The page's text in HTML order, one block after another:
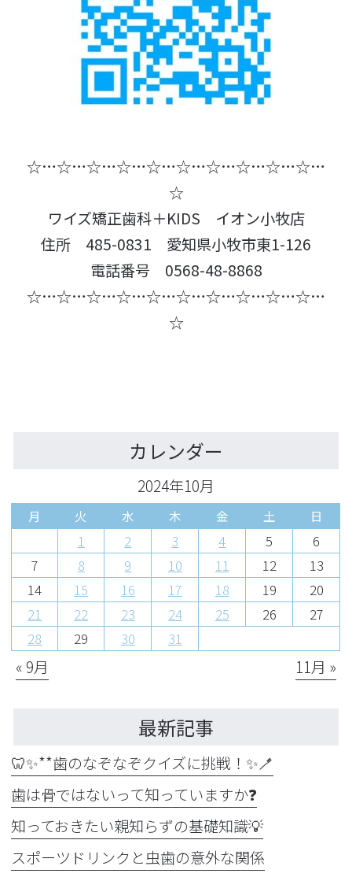
☆…☆…☆…☆…☆…☆…☆…☆…☆…☆…
☆
ワイズ矯正歯科＋KIDS イオン小牧店
住所 485-0831 愛知県小牧市東1-126
電話番号 0568-48-8868
☆…☆…☆…☆…☆…☆…☆…☆…☆…☆…
☆
カレンダー
2024年10月
月 火 水 木 金 土 日
1 2 3 4 5
6
7
8 9 10 11 12
13
14
15 16 17 18 19
20
21
22 23 24 25 26
27
28
29 30 31
« 9月 11月 »
最新記事
🦷✨**歯のなぞなぞクイズに挑戦！✨🪥
歯は骨ではないって知っていますか❓
知っておきたい親知らずの基礎知識💡
スポーツドリンクと虫歯の意外な関係